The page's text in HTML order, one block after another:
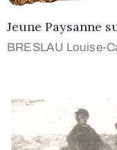
Jeune Paysanne
BRESLAU Louise-